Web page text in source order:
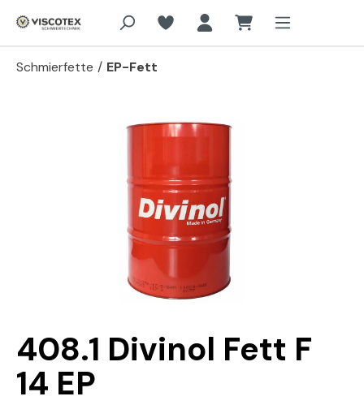
Zum Hauptinhalt springen
Schmierfette / EP-Fett
Bildergalerie überspringen
408.1 Divinol Fett F
14 EP